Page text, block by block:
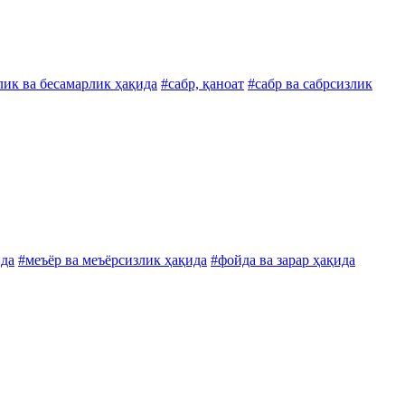
ва бесамарлик ҳақида #сабр, қаноат #сабр ва сабрсизлик
#меъёр ва меъёрсизлик ҳақида #фойда ва зарар ҳақида